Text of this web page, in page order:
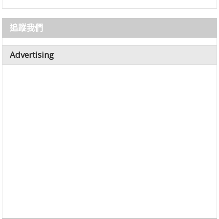
追蹤我們
Advertising